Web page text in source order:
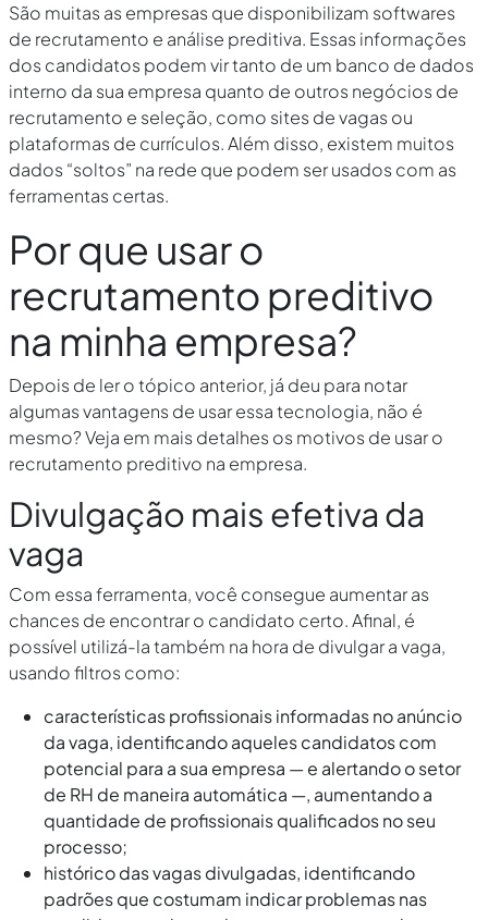
São muitas as empresas que disponibilizam softwares
de recrutamento e análise preditiva. Essas informações
dos candidatos podem vir tanto de um banco de dados
interno da sua empresa quanto de outros negócios de
recrutamento e seleção, como sites de vagas ou
plataformas de currículos. Além disso, existem muitos
dados “soltos” na rede que podem ser usados com as
ferramentas certas.
Por que usar o
recrutamento preditivo
na minha empresa?
Depois de ler o tópico anterior, já deu para notar
algumas vantagens de usar essa tecnologia, não é
mesmo? Veja em mais detalhes os motivos de usar o
recrutamento preditivo na empresa.
Divulgação mais efetiva da
vaga
Com essa ferramenta, você consegue aumentar as
chances de encontrar o candidato certo. Afinal, é
possível utilizá-la também na hora de divulgar a vaga,
usando filtros como:
características profissionais informadas no anúncio
da vaga, identificando aqueles candidatos com
potencial para a sua empresa — e alertando o setor
de RH de maneira automática —, aumentando a
quantidade de profissionais qualificados no seu
processo;
histórico das vagas divulgadas, identificando
padrões que costumam indicar problemas nas